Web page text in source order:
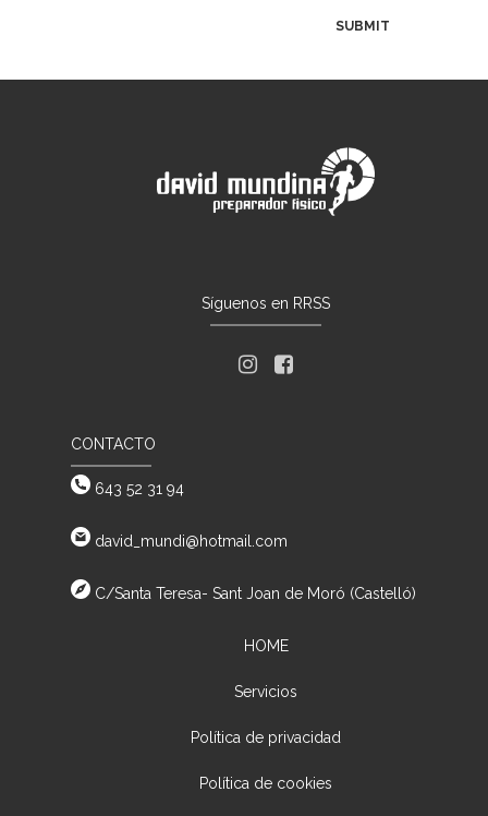
Síguenos en RRSS
CONTACTO
643 52 31 94
david_mundi@hotmail.com
C/Santa Teresa- Sant Joan de Moró (Castelló)
HOME
Servicios
Política de privacidad
Política de cookies